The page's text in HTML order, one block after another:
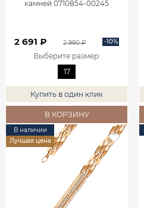
камней 0710854-00245
2 691 ₽ 2 990 ₽ -10%
Выберите размер:
17
Купить в один клик
В КОРЗИНУ
В наличии
Лучшая цена